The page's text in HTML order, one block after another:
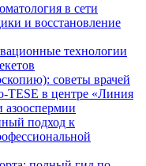
в сети
и восстановление
технологии
советы врачей
в центре «Линия
азооспермии
подход к